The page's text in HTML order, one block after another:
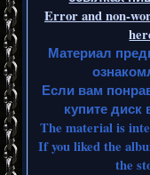
Error and non-
Материал
Если вам
купите диск
The material is
If you liked the
the